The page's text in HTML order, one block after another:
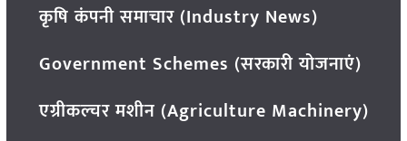
कृषि कंपनी समाचार (Industry News)
Government Schemes (सरकारी योजनाएं)
एग्रीकल्चर मशीन (Agriculture Machinery)